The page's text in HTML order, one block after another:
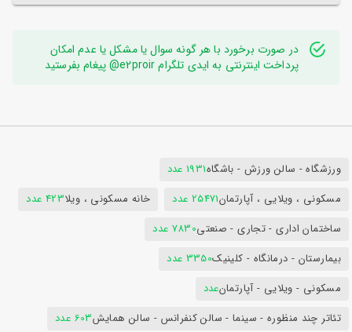
در صورت برخورد با هر گونه سوال یا مشکل یا عدم امکان
پرداخت اینترنتی به ایدی تلگرام e2proir@ پیغام بفرستید
ورزشگاه - سالن ورزش - باشگاه1931 عدد
مسکونی ، ویلایی ، آپارتمان25471 عدد خانه مسکونی ، ویلا423 عدد
ساختمان اداری - تجاری - صنعتی7830 عدد
بیمارستان - درمانگاه - کلینیک3350 عدد
مسکونی - ویلایی - آپارتمانعدد
تئاتر چند منظوره - سینما - سالن کنفرانس - سالن همایش603 عدد